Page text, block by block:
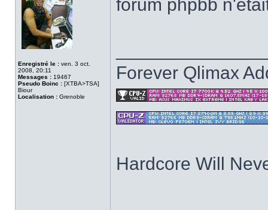
Enregistré le : ven. 3 oct.
2008, 20:11
Messages : 19467
Pseudo Boinc : [XTBA>TSA]
Biour
Localisation : Grenoble
forum phpbb
Forever Qlimax
Hardcore Will